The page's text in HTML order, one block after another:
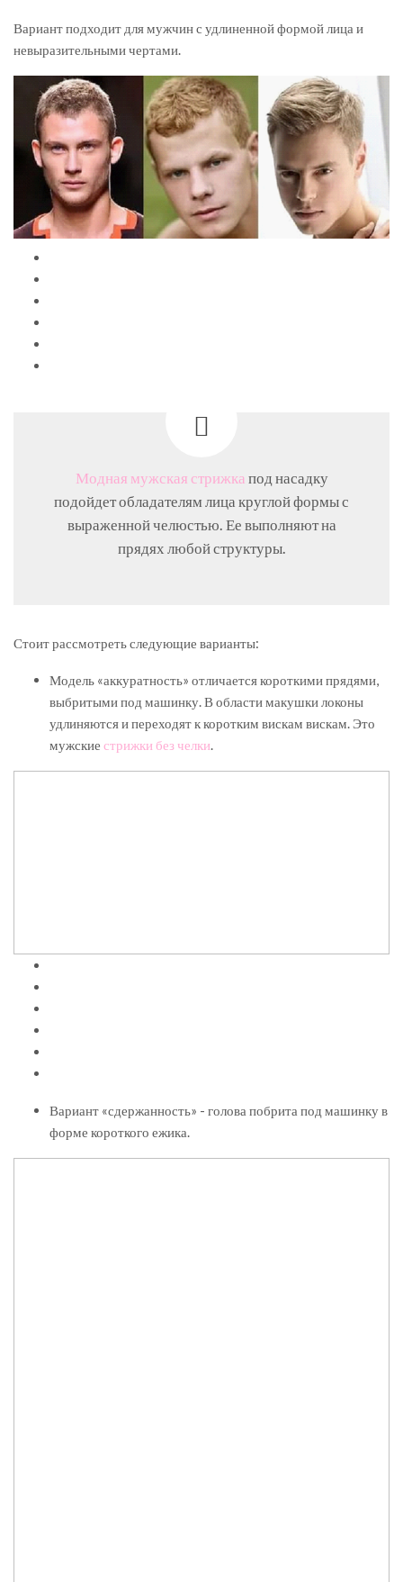
Вариант подходит для мужчин с удлиненной формой лица и
невыразительными чертами.
Модная мужская стрижка под насадку
подойдет обладателям лица круглой формы с
выраженной челюстью. Ее выполняют на
прядях любой структуры.
Стоит рассмотреть следующие варианты:
Модель «аккуратность» отличается короткими прядями,
выбритыми под машинку. В области макушки локоны
удлиняются и переходят к коротким вискам вискам. Это
мужские стрижки без челки.
Вариант «сдержанность» - голова побрита под машинку в
форме короткого ежика.